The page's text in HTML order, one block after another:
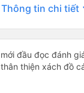
Thông tin chi tiết
mới đầu đọc đánh
thân thiện xách đồ